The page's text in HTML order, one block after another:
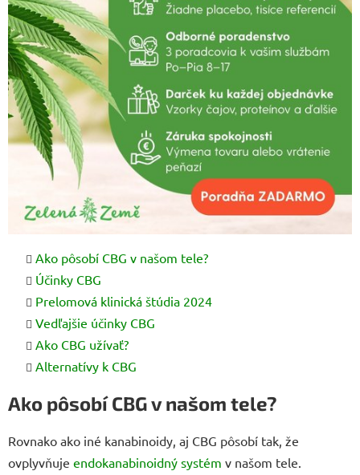
Ako pôsobí CBG v našom tele?
Účinky CBG
Prelomová klinická štúdia 2024
Vedľajšie účinky CBG
Ako CBG užívať?
Alternatívy k CBG
Ako pôsobí CBG v našom tele?
Rovnako ako iné kanabinoidy, aj CBG pôsobí tak, že
ovplyvňuje endokanabinoidný systém v našom tele.